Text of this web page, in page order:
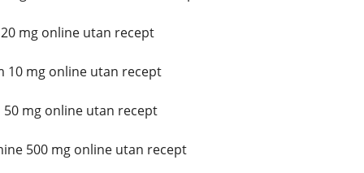
mg online utan recept
10 mg online utan recept
mg online utan recept
500 mg online utan recept